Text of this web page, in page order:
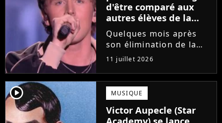
d'être comparé aux
autres élèves de la
Star Academy
Quelques mois après
son élimination de la
Star Academy, Bastiaan
tente de lancer sa
carrière dans la
musique. Et pour ça, le
chanteur a récemment
dévoilé "Château", son
premier single....
11 juillet 2026
player2 MUSIQUE
Victor Aupecle (Star